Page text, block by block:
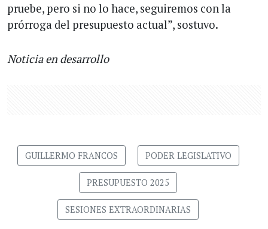
pruebe, pero si no lo hace, seguiremos con la
prórroga del presupuesto actual”, sostuvo.
Noticia en desarrollo
GUILLERMO FRANCOS PODER LEGISLATIVO
PRESUPUESTO 2025
SESIONES EXTRAORDINARIAS